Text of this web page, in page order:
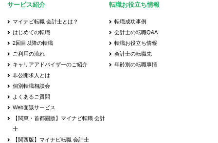
サービス紹介
マイナビ転職 会計士とは？
はじめての転職
2回目以降の転職
ご利用の流れ
キャリアアドバイザーのご紹介
非公開求人とは
個別転職相談会
よくあるご質問
Web面談サービス
【関東・首都圏版】マイナビ転職 会計
士
【関西版】マイナビ転職 会計士
転職お役立ち情報
転職成功事例
会計士の転職Q&A
転職お役立ち情報
会計士の転職先
年齢別の転職事情